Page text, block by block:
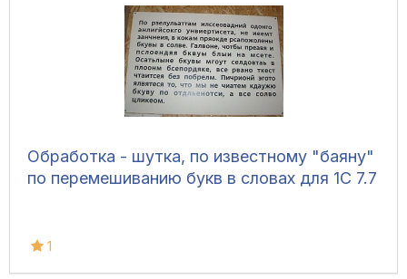
Обработка - шутка, по известному "баяну"
по перемешиванию букв в словах для 1C 7.7
1